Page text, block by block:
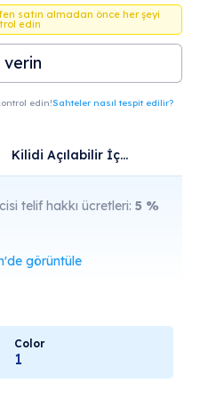
satın almadan önce her şeyi
edin
verin
edin!Sahteler nasıl tespit edilir?
Kilidi Açılabilir İçerik
telif hakkı ücretleri: 5 %
görüntüle
Color
1